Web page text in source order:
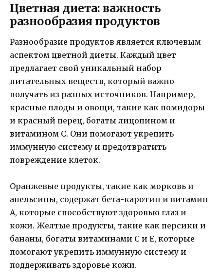
Цветная диета: важность
разнообразия продуктов
Разнообразие продуктов является ключевым
аспектом цветной диеты. Каждый цвет
предлагает свой уникальный набор
питательных веществ, который важно
получать из разных источников. Например,
красные плоды и овощи, такие как помидоры
и красный перец, богаты лицопином и
витамином С. Они помогают укрепить
иммунную систему и предотвратить
повреждение клеток.
Оранжевые продукты, такие как морковь и
апельсины, содержат бета-каротин и витамин
А, которые способствуют здоровью глаз и
кожи. Желтые продукты, такие как персики и
бананы, богаты витаминами С и Е, которые
помогают укрепить иммунную систему и
поддерживать здоровье кожи.